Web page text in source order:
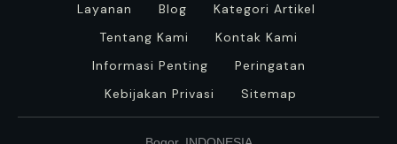
Layanan Blog
Kategori Artikel
Tentang Kami
Kontak Kami
Informasi Penting
Peringatan
Kebijakan Privasi
Sitemap